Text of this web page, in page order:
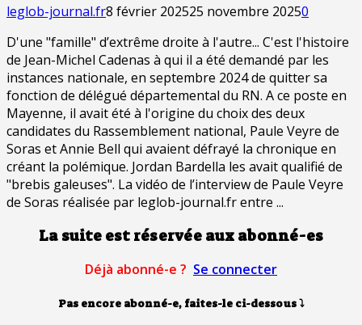
leglob-journal.fr8 février 202525 novembre 20250
D'une "famille" d’extrême droite à l'autre... C'est l'histoire
de Jean-Michel Cadenas à qui il a été demandé par les
instances nationale, en septembre 2024 de quitter sa
fonction de délégué départemental du RN. A ce poste en
Mayenne, il avait été à l'origine du choix des deux
candidates du Rassemblement national, Paule Veyre de
Soras et Annie Bell qui avaient défrayé la chronique en
créant la polémique. Jordan Bardella les avait qualifié de
"brebis galeuses". La vidéo de l’interview de Paule Veyre
de Soras réalisée par leglob-journal.fr entre ...
La suite est réservée aux abonné-es
Déjà abonné-e ? Se connecter
Pas encore abonné-e, faites-le ci-dessous⤵